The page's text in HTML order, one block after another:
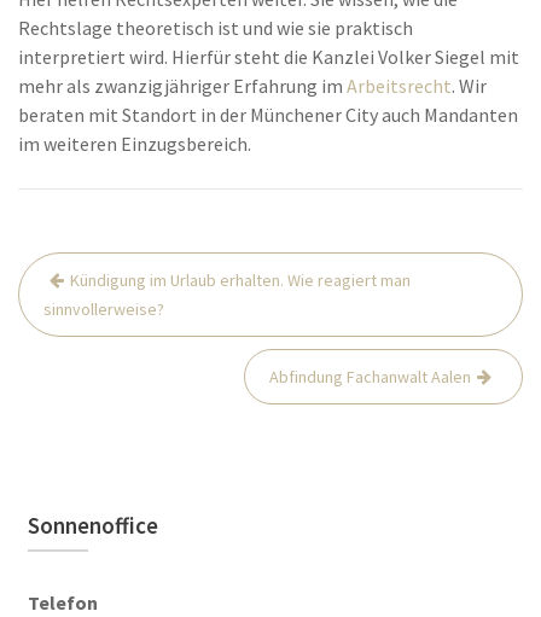
Rechtslage theoretisch ist und wie sie praktisch
interpretiert wird. Hierfür steht die Kanzlei Volker Siegel mit
mehr als zwanzigjähriger Erfahrung im Arbeitsrecht. Wir
beraten mit Standort in der Münchener City auch Mandanten
im weiteren Einzugsbereich.
Beitrags-
Navigation
Kündigung im Urlaub erhalten. Wie reagiert man
sinnvollerweise?
Abfindung Fachanwalt Aalen
Sonnenoffice
Telefon